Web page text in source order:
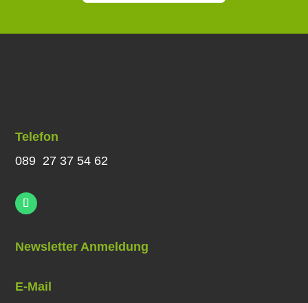
Telefon
089 27 37 54 62
Newsletter Anmeldung
E-Mail